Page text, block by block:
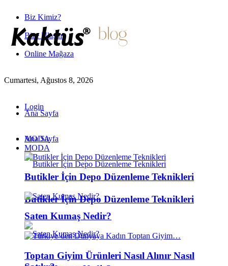
Biz Kimiz?
Bize Ulaşın
Online Mağaza
Cumartesi, Ağustos 8, 2026
Login
Ana Sayfa
MODA
Butikler İçin Depo Düzenleme Teknikleri
Ana Sayfa
MODA
Butikler İçin Depo Düzenleme Teknikleri
Saten Kumaş Nedir?
Toptan Giyim Ürünleri Nasıl Alınır Nasıl